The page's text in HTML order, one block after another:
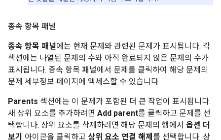
종속 항목 패널
종속 항목 패널에는 현재 문제와 관련된 문제가 표시됩니다. 각
섹션에는 나열된 문제의 수와 아직 완료되지 않은 문제의 수가
표시됩니다. 종속 항목 패널에서 문제를 클릭하여 해당 문제의
문제 세부정보 페이지에 액세스할 수 있습니다.
Parents 섹션에는 이 문제가 포함된 더 큰 작업이 표시됩니다.
새 상위 요소를 추가하려면 Add parent를 클릭하고 문제를 선
택합니다. 상위 요소를 삭제하려면 해당 문제의 행에서 옵션 더
보기
아이콘을 클릭하고 상위 요소 연결 해제 를 선택합니다. 상